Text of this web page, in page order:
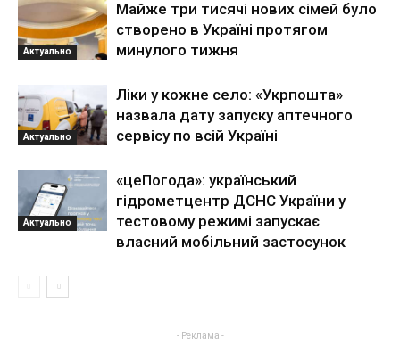
Актуально
Майже три тисячі нових сімей було
створено в Україні протягом
минулого тижня
Актуально
Ліки у кожне село: «Укрпошта»
назвала дату запуску аптечного
сервісу по всій Україні
Актуально
«цеПогода»: український
гідрометцентр ДСНС України у
тестовому режимі запускає
власний мобільний застосунок
- Реклама -